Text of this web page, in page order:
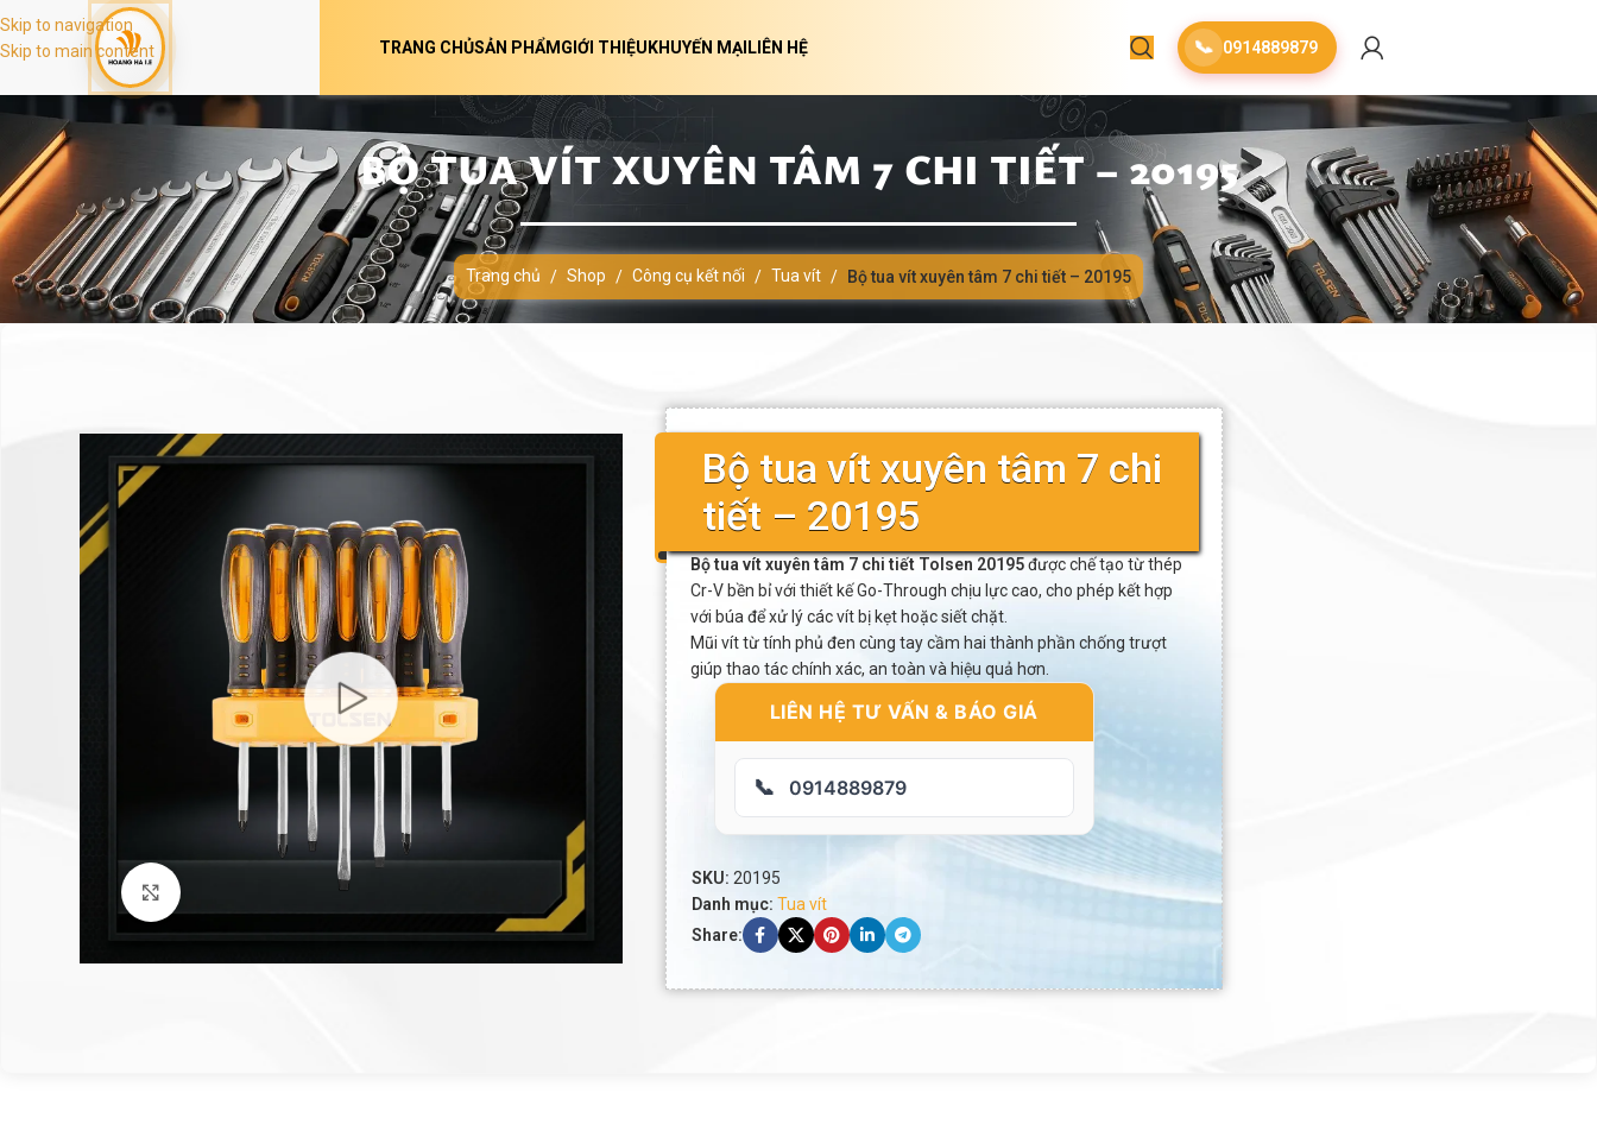
Skip to navigation
Skip to main content
TRANG CHỦSẢN PHẨMGIỚI THIỆUKHUYẾN MẠILIÊN HỆ 📞 0914889879
BỘ TUA VÍT XUYÊN TÂM 7 CHI TIẾT – 20195
Trang chủ / Shop / Công cụ kết nối / Tua vít / Bộ tua vít xuyên tâm 7 chi tiết – 20195
Bộ tua vít xuyên tâm 7 chi
tiết – 20195
Bộ tua vít xuyên tâm 7 chi tiết Tolsen 20195được chế tạo từ thép
Cr-V bền bỉ với thiết kế Go-Through chịu lực cao, cho phép kết hợp
với búa để xử lý các vít bị kẹt hoặc siết chặt.
Mũi vít từ tính phủ đen cùng tay cầm hai thành phần chống trượt
giúp thao tác chính xác, an toàn và hiệu quả hơn.
LIÊN HỆ TƯ VẤN & BÁO GIÁ
📞 0914889879
SKU: 20195
Danh mục: Tua vít
Share: